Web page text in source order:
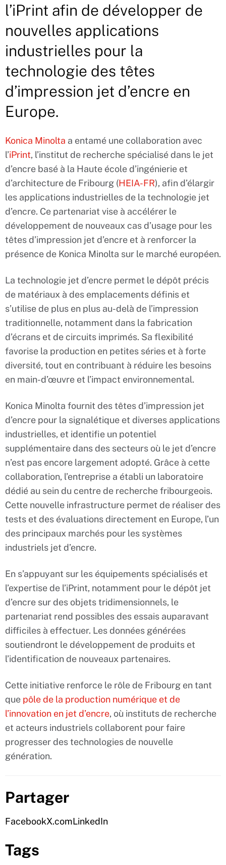
l’iPrint afin de développer de
nouvelles applications
industrielles pour la
technologie des têtes
d’impression jet d’encre en
Europe.
Konica Minolta a entamé une collaboration avec
l’iPrint, l’institut de recherche spécialisé dans le jet
d’encre basé à la Haute école d’ingénierie et
d’architecture de Fribourg (HEIA-FR), afin d’élargir
les applications industrielles de la technologie jet
d’encre. Ce partenariat vise à accélérer le
développement de nouveaux cas d’usage pour les
têtes d’impression jet d’encre et à renforcer la
présence de Konica Minolta sur le marché européen.
La technologie jet d’encre permet le dépôt précis
de matériaux à des emplacements définis et
s’utilise de plus en plus au-delà de l’impression
traditionnelle, notamment dans la fabrication
d’écrans et de circuits imprimés. Sa flexibilité
favorise la production en petites séries et à forte
diversité, tout en contribuant à réduire les besoins
en main-d’œuvre et l’impact environnemental.
Konica Minolta fournit des têtes d’impression jet
d’encre pour la signalétique et diverses applications
industrielles, et identifie un potentiel
supplémentaire dans des secteurs où le jet d’encre
n’est pas encore largement adopté. Grâce à cette
collaboration, l’entreprise a établi un laboratoire
dédié au sein du centre de recherche fribourgeois.
Cette nouvelle infrastructure permet de réaliser des
tests et des évaluations directement en Europe, l’un
des principaux marchés pour les systèmes
industriels jet d’encre.
En s’appuyant sur les équipements spécialisés et
l’expertise de l’iPrint, notamment pour le dépôt jet
d’encre sur des objets tridimensionnels, le
partenariat rend possibles des essais auparavant
difficiles à effectuer. Les données générées
soutiendront le développement de produits et
l’identification de nouveaux partenaires.
Cette initiative renforce le rôle de Fribourg en tant
que pôle de la production numérique et de
l’innovation en jet d’encre, où instituts de recherche
et acteurs industriels collaborent pour faire
progresser des technologies de nouvelle
génération.
Partager
FacebookX.comLinkedIn
Tags